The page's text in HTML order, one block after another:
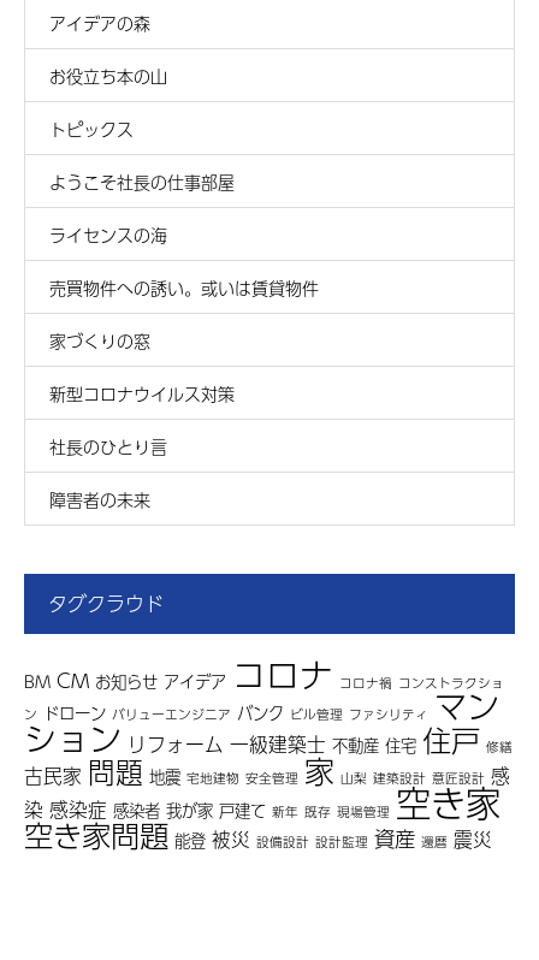
アイデアの森
お役立ち本の山
トピックス
ようこそ社長の仕事部屋
ライセンスの海
売買物件への誘い。或いは賃貸物件
家づくりの窓
新型コロナウイルス対策
社長のひとり言
障害者の未来
タグクラウド
BM CM お知らせ アイデア コロナ コロナ禍 コンストラクショ
ン ドローン バリューエンジニア バンク ビル管理 ファシリティ マン
ション リフォーム 一級建築士 不動産 住宅 住戸 修繕
古民家 問題 地震 宅地建物 安全管理 家 山梨 建築設計 意匠設計 感
染 感染症 感染者 我が家 戸建て 新年 既存 現場管理 空き家
空き家問題 能登 被災 設備設計 設計監理 資産 還暦 震災